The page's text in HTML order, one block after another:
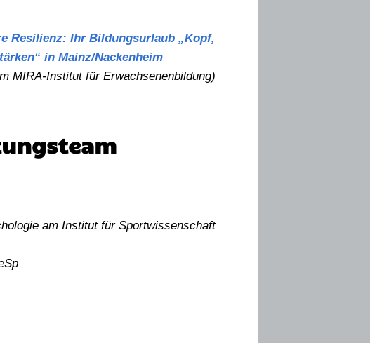
Resilienz: Ihr Bildungsurlaub „Kopf,
in Mainz/Nackenheim
MIRA-Institut für Erwachsenenbildung)
am Institut für Sportwissenschaft